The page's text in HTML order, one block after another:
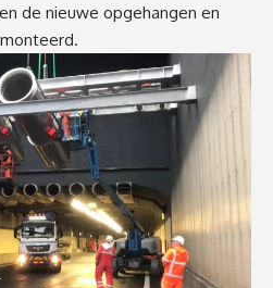
de nieuwe opgehangen en